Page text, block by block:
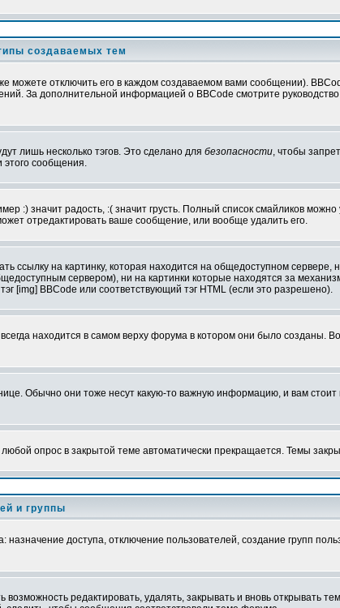
создаваемых тем
отключить его в каждом создаваемом вами сообщении).
За дополнительной информацией о BBCode смотрите
лишь несколько тэгов. Это сделано для безопасности, чтобы
этого сообщения.
:) значит радость, :( значит грусть. Полный список смайликов
отредактировать ваше сообщение, или вообще удалить его.
ссылку на картинку, которая находится на общедоступном сервере,
сервером), ни на картинки которые находятся за
[img] BBCode или соответствующий тэг HTML (если это разрешено).
находится в самом верху форума в котором они было созданы.
Обычно они тоже несут какую-то важную информацию, и вам стоит
опрос в закрытой теме автоматически прекращается. Темы
и группы
доступа, отключение пользователей, создание групп
редактировать, удалять, закрывать и вновь открывать